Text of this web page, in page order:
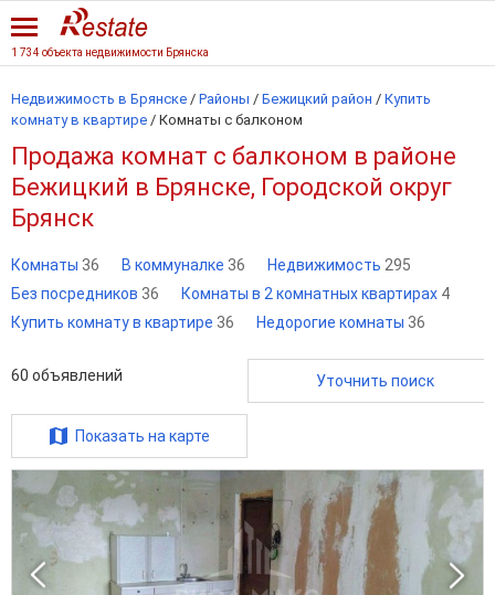
1 734 объекта недвижимости Брянска
Недвижимость в Брянске / Районы / Бежицкий район / Купить
комнату в квартире / Комнаты с балконом
Продажа комнат с балконом в районе
Бежицкий в Брянске, Городской округ
Брянск
Комнаты 36 В коммуналке 36 Недвижимость 295
Без посредников 36 Комнаты в 2 комнатных квартирах 4
Купить комнату в квартире 36 Недорогие комнаты 36
60 объявлений Уточнить поиск
Показать на карте